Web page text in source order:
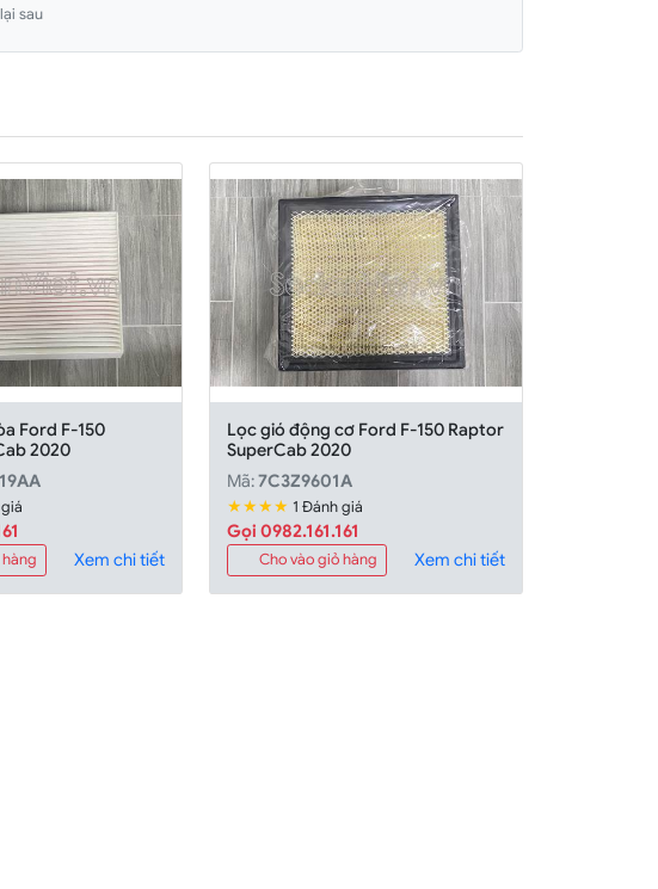
sau
Ford F-150
2020
Xem chi tiết
Lọc gió động cơ Ford F-150 Raptor
SuperCab 2020
Mã:7C3Z9601A
★★★★ 1 Đánh giá
Gọi 0982.161.161
Cho vào giỏ hàng Xem chi tiết